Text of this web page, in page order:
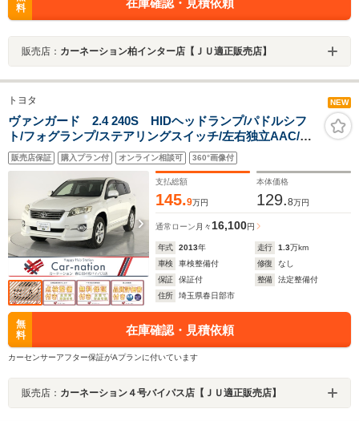
料
販売店： カーネーション柏インター店【ＪＵ適正販売店】
トヨタ NEW
ヴァンガード 2.4 240S HIDヘッドランプ/パドルシフ
ト/フォグランプ/ステアリングスイッチ/左右独立AAC/純
正ナビ(CD・DVD・フルセグ・Bluetooth)/ETC/バックカ
メラ
販売店保証 購入プラン付 オンライン相談可 360°画像付
支払総額
145.9万円
本体価格
129.8万円
通常ローン 月々16,100円
年式 2013年 走行 1.3万km
車検
車検整備付 修復
なし
保証
保証付 整備
法定整備付
住所
埼玉県春日部市
無
料
在庫確認・見積依頼
カーセンサーアフター保証がAプランに付いています
販売店： カーネーション４号バイパス店【ＪＵ適正販売店】